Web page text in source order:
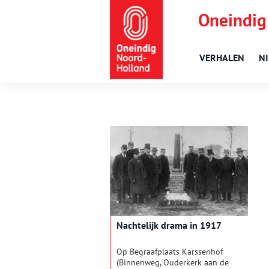
VERHALEN
Nachtelijk drama in 1917
Op Begraafplaats Karssenhof
(Binnenweg, Ouderkerk aan de